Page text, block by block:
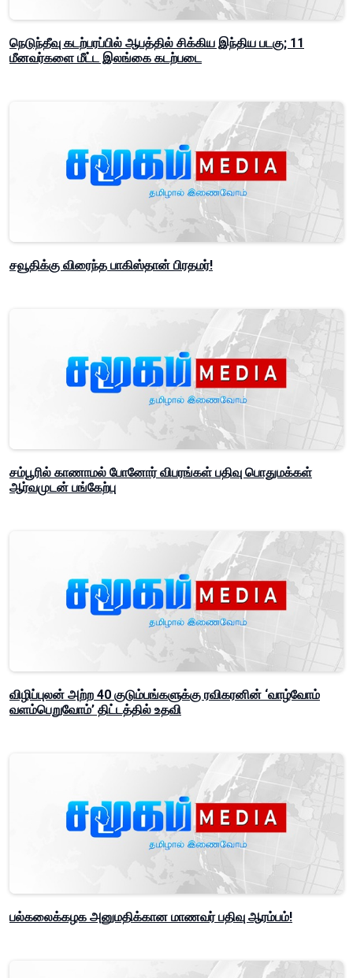
நெடுந்தீவு கடற்பரப்பில் ஆபத்தில் சிக்கிய இந்திய படகு; 11
மீனவர்களை மீட்ட இலங்கை கடற்படை
சவூதிக்கு விரைந்த பாகிஸ்தான் பிரதமர்!
சம்பூரில் காணாமல் போனோர் விபரங்கள் பதிவு பொதுமக்கள்
ஆர்வமுடன் பங்கேற்பு
விழிப்புலன் அற்ற 40 குடும்பங்களுக்கு ரவிகரனின் ‘வாழ்வோம்
வளம்பெறுவோம்’ திட்டத்தில் உதவி
பல்கலைக்கழக அனுமதிக்கான மாணவர் பதிவு ஆரம்பம்!